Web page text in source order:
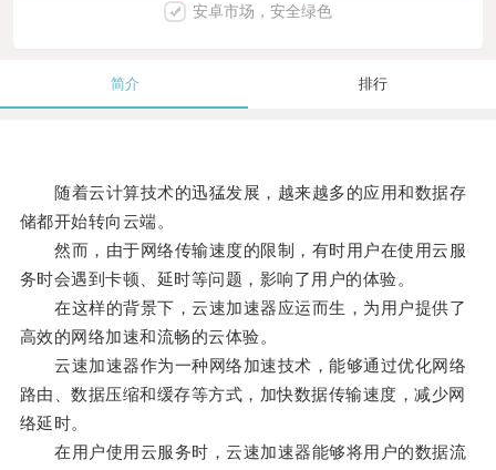
安卓市场，安全绿色
简介 排行
随着云计算技术的迅猛发展，越来越多的应用和数据存
储都开始转向云端。
然而，由于网络传输速度的限制，有时用户在使用云服
务时会遇到卡顿、延时等问题，影响了用户的体验。
在这样的背景下，云速加速器应运而生，为用户提供了
高效的网络加速和流畅的云体验。
云速加速器作为一种网络加速技术，能够通过优化网络
路由、数据压缩和缓存等方式，加快数据传输速度，减少网
络延时。
在用户使用云服务时，云速加速器能够将用户的数据流